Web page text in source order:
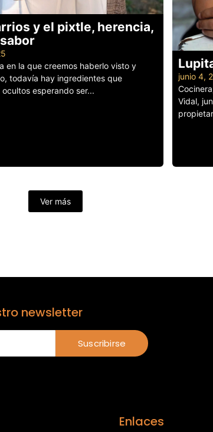
y el pixtle, herencia,
en la que creemos haberlo visto y
todavía hay ingredientes que
esperando ser...
junio 4,
Vidal,
Ver más
newsletter
Suscribirse
Enlaces